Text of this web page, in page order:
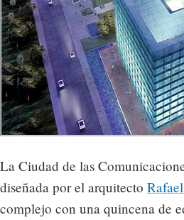
La Ciudad de las
diseñada por el arquitecto
complejo con una quincena de